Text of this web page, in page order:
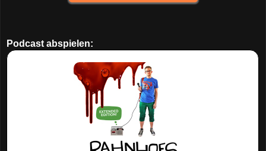
Podcast abspielen: